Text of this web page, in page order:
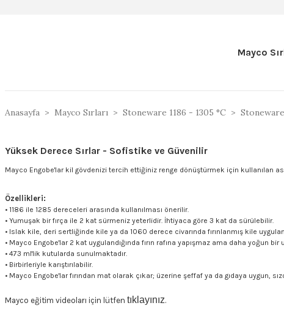
Mayco
Anasayfa Mayco Sırları Stoneware 1186 - 1305 °C
Yüksek Derece Sırlar - Sofistike ve Güvenilir
Mayco Engobe'lar kil gövdenizi tercih ettiğiniz renge dönüştürmek için kullanılan
Özellikleri:
• 1186 ile 1285 dereceleri arasında kullanılması önerilir.
• Yumuşak bir fırça ile 2 kat sürmeniz yeterlidir. İhtiyaca göre 3 kat da sürülebilir.
• Islak kile, deri sertliğinde kile ya da 1060 derece civarında fırınlanmış kile
• Mayco Engobe'lar 2 kat uygulandığında fırın rafına yapışmaz ama daha yoğun
• 473 ml'lik kutularda sunulmaktadır.
• Birbirleriyle karıştırılabilir.
• Mayco Engobe'lar fırından mat olarak çıkar; üzerine şeffaf ya da gıdaya uygun,
Mayco eğitim videoları için lütfen tıklayınız.